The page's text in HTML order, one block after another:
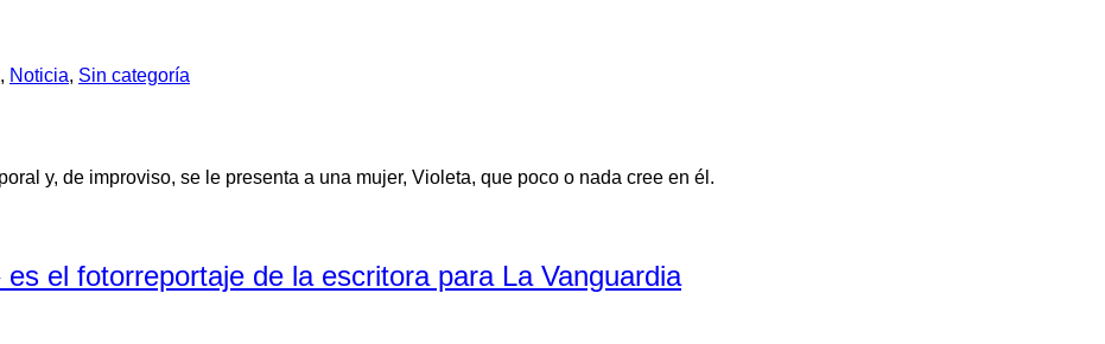
, Noticia, Sin categoría
y, de improviso, se le presenta a una mujer, Violeta, que poco o nada cree en él.
el fotorreportaje de la escritora para La Vanguardia